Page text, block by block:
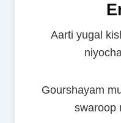
Aarti yugal
Gourshayam
swaroop